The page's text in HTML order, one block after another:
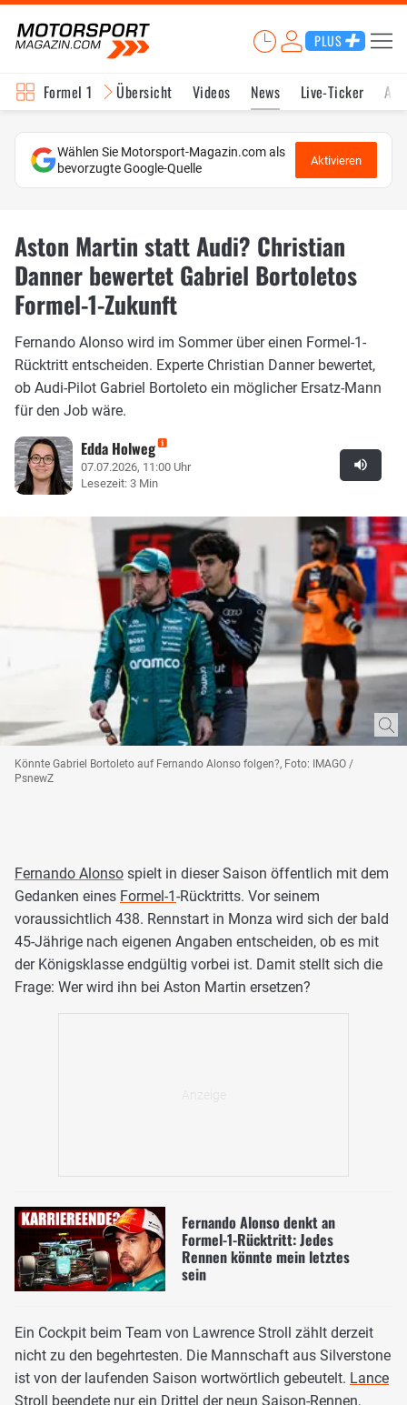
PLUS
Formel 1 Übersicht Videos News Live-Ticker
Wählen Sie Motorsport-Magazin.com als
bevorzugte Google-Quelle
Aktivieren
Aston Martin statt Audi? Christian
Danner bewertet Gabriel Bortoletos
Formel-1-Zukunft
Fernando Alonso wird im Sommer über einen Formel-1-
Rücktritt entscheiden. Experte Christian Danner bewertet,
ob Audi-Pilot Gabriel Bortoleto ein möglicher Ersatz-Mann
für den Job wäre.
Edda Holweg
07.07.2026, 11:00 Uhr
Lesezeit: 3 Min
Könnte Gabriel Bortoleto auf Fernando Alonso folgen?, Foto: IMAGO /
PsnewZ
Fernando Alonso spielt in dieser Saison öffentlich mit dem
Gedanken eines Formel-1-Rücktritts. Vor seinem
voraussichtlich 438. Rennstart in Monza wird sich der bald
45-Jährige nach eigenen Angaben entscheiden, ob es mit
der Königsklasse endgültig vorbei ist. Damit stellt sich die
Frage: Wer wird ihn bei Aston Martin ersetzen?
Fernando Alonso denkt an
Formel-1-Rücktritt: Jedes
Rennen könnte mein letztes
sein
Ein Cockpit beim Team von Lawrence Stroll zählt derzeit
nicht zu den begehrtesten. Die Mannschaft aus Silverstone
ist von der laufenden Saison wortwörtlich gebeutelt. Lance
Stroll
beendete nur ein Drittel der neun Saison-Rennen,